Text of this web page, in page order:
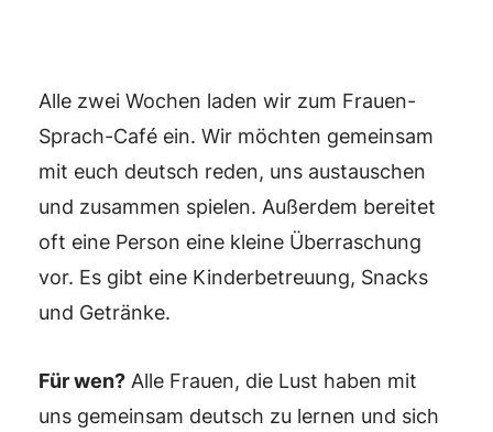
Alle zwei Wochen laden wir zum Frauen-
Sprach-Café ein. Wir möchten gemeinsam
mit euch deutsch reden, uns austauschen
und zusammen spielen. Außerdem bereitet
oft eine Person eine kleine Überraschung
vor. Es gibt eine Kinderbetreuung, Snacks
und Getränke.
Für wen? Alle Frauen, die Lust haben mit
uns gemeinsam deutsch zu lernen und sich